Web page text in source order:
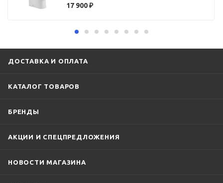
17 900₽
ДОСТАВКА И ОПЛАТА
КАТАЛОГ ТОВАРОВ
БРЕНДЫ
АКЦИИ И СПЕЦПРЕДЛОЖЕНИЯ
НОВОСТИ МАГАЗИНА